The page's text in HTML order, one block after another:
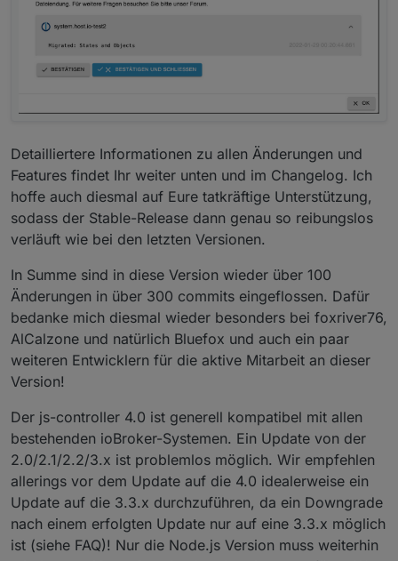
Detailliertere Informationen zu allen Änderungen und
Features findet Ihr weiter unten und im Changelog. Ich
hoffe auch diesmal auf Eure tatkräftige Unterstützung,
sodass der Stable-Release dann genau so reibungslos
verläuft wie bei den letzten Versionen.
In Summe sind in diese Version wieder über 100
Änderungen in über 300 commits eingeflossen. Dafür
bedanke mich diesmal wieder besonders bei foxriver76,
AlCalzone und natürlich Bluefox und auch ein paar
weiteren Entwicklern für die aktive Mitarbeit an dieser
Version!
Der js-controller 4.0 ist generell kompatibel mit allen
bestehenden ioBroker-Systemen. Ein Update von der
2.0/2.1/2.2/3.x ist problemlos möglich. Wir empfehlen
allerings vor dem Update auf die 4.0 idealerweise ein
Update auf die 3.3.x durchzuführen, da ein Downgrade
nach einem erfolgten Update nur auf eine 3.3.x möglich
ist (siehe FAQ)! Nur die Node.js Version muss weiterhin